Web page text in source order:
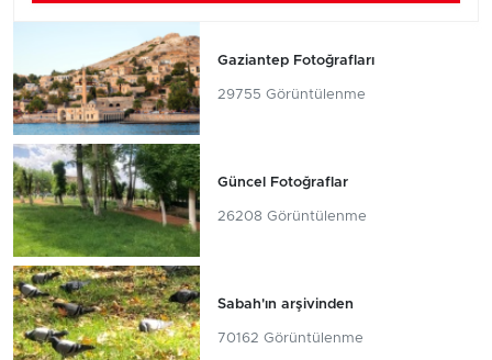
Gaziantep Fotoğrafları
29755 Görüntülenme
Güncel Fotoğraflar
26208 Görüntülenme
Sabah'ın arşivinden
70162 Görüntülenme